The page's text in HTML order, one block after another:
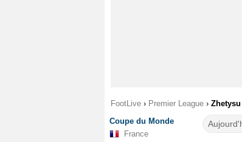
FootLive › Premier League ›
Coupe du Monde
France